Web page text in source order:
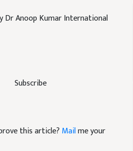
Subscribe
Anoop Kumar International
this article? Mailme your